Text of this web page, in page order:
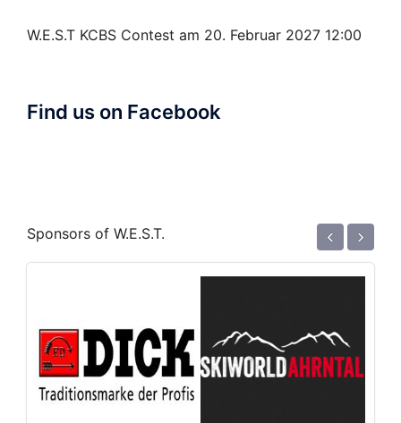
W.E.S.T KCBS Contest am 20. Februar 2027 12:00
Find us on Facebook
Sponsors of W.E.S.T. ‹ ›